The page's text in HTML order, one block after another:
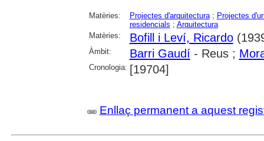
Matèries: Projectes d'arquitectura; Projectes
residencials ; Arquitectura
Matèries:
Bofill i Leví, Ricardo
Àmbit: Barri Gaudí- Reus ;
Cronologia: [19704]
Enllaç permanent a aquest